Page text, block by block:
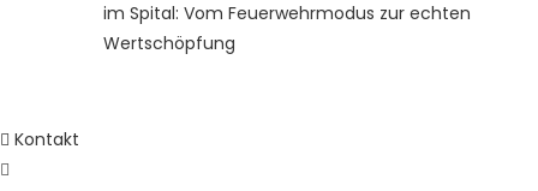
im Spital: Vom Feuerwehrmodus zur echten
Wertschöpfung
Kontakt